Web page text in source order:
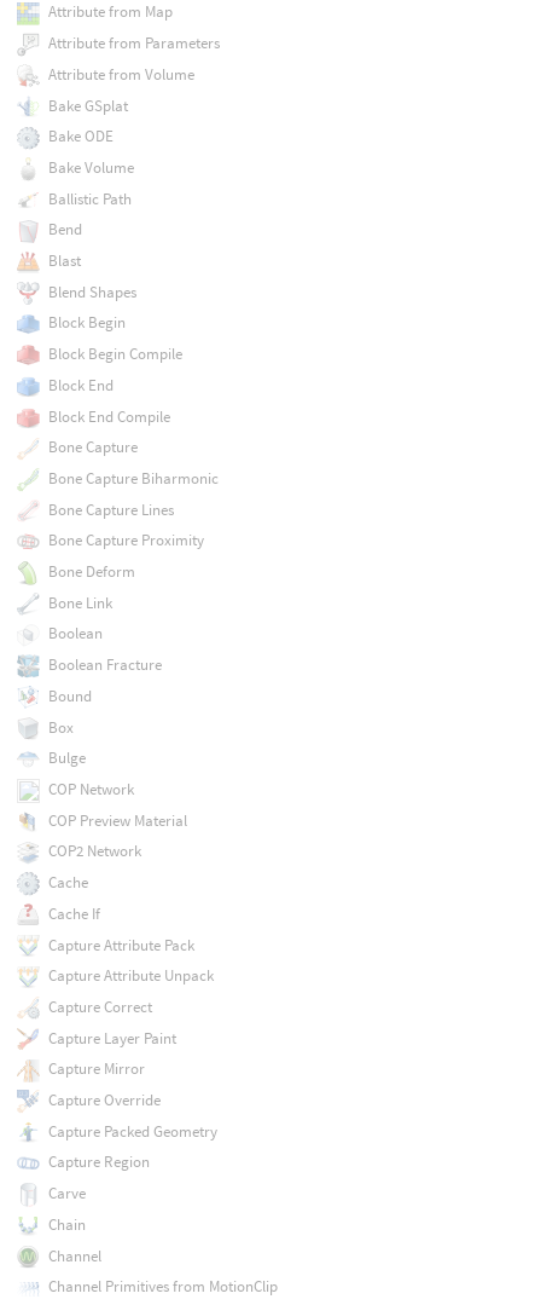
Attribute from Map
Attribute from Parameters
Attribute from Volume
Bake GSplat
Bake ODE
Bake Volume
Ballistic Path
Bend
Blast
Blend Shapes
Block Begin
Block Begin Compile
Block End
Block End Compile
Bone Capture
Bone Capture Biharmonic
Bone Capture Lines
Bone Capture Proximity
Bone Deform
Bone Link
Boolean
Boolean Fracture
Bound
Box
Bulge
COP Network
COP Preview Material
COP2 Network
Cache
Cache If
Capture Attribute Pack
Capture Attribute Unpack
Capture Correct
Capture Layer Paint
Capture Mirror
Capture Override
Capture Packed Geometry
Capture Region
Carve
Chain
Channel
Channel Primitives from MotionClip